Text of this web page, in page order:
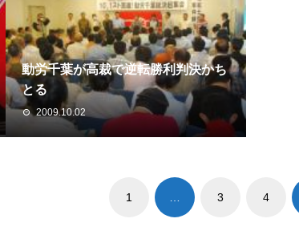
動労千葉が高裁で逆転勝利判決かち
とる
2009.10.02
1 3 4